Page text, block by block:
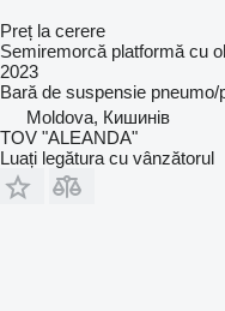
Preț la cerere
Semiremorcă platformă cu
2023
Bară de suspensie pneumo/
Moldova, Кишинів
TOV "ALEANDA"
Luați legătura cu vânzătorul